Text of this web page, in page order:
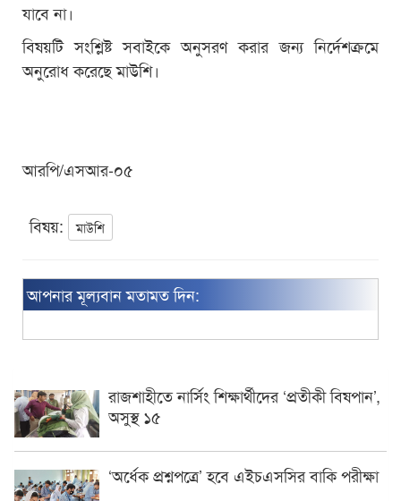
যাবে না।
বিষয়টি সংশ্লিষ্ট সবাইকে অনুসরণ করার জন্য নির্দেশক্রমে
অনুরোধ করেছে মাউশি।
আরপি/এসআর-০৫
বিষয়: মাউশি
আপনার মূল্যবান মতামত দিন:
রাজশাহীতে নার্সিং শিক্ষার্থীদের ‘প্রতীকী বিষপান’,
অসুস্থ ১৫
‘অর্ধেক প্রশ্নপত্রে’ হবে এইচএসসির বাকি পরীক্ষা